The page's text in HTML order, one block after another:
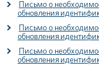
Письмо о
обновления
Письмо о
обновления
Письмо о
обновления